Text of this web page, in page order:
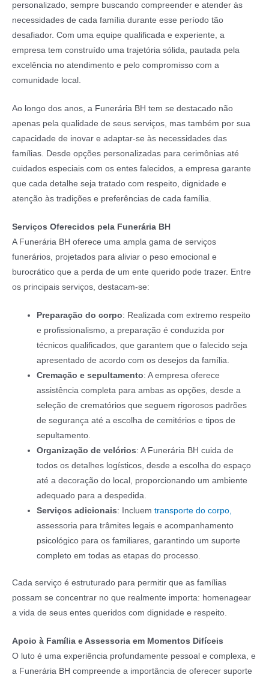
personalizado, sempre buscando compreender e atender às
necessidades de cada família durante esse período tão
desafiador. Com uma equipe qualificada e experiente, a
empresa tem construído uma trajetória sólida, pautada pela
excelência no atendimento e pelo compromisso com a
comunidade local.
Ao longo dos anos, a Funerária BH tem se destacado não
apenas pela qualidade de seus serviços, mas também por sua
capacidade de inovar e adaptar-se às necessidades das
famílias. Desde opções personalizadas para cerimônias até
cuidados especiais com os entes falecidos, a empresa garante
que cada detalhe seja tratado com respeito, dignidade e
atenção às tradições e preferências de cada família.
Serviços Oferecidos pela Funerária BH
A Funerária BH oferece uma ampla gama de serviços
funerários, projetados para aliviar o peso emocional e
burocrático que a perda de um ente querido pode trazer. Entre
os principais serviços, destacam-se:
Preparação do corpo: Realizada com extremo respeito
e profissionalismo, a preparação é conduzida por
técnicos qualificados, que garantem que o falecido seja
apresentado de acordo com os desejos da família.
Cremação e sepultamento: A empresa oferece
assistência completa para ambas as opções, desde a
seleção de crematórios que seguem rigorosos padrões
de segurança até a escolha de cemitérios e tipos de
sepultamento.
Organização de velórios: A Funerária BH cuida de
todos os detalhes logísticos, desde a escolha do espaço
até a decoração do local, proporcionando um ambiente
adequado para a despedida.
Serviços adicionais: Incluemtransporte do corpo,
assessoria para trâmites legais e acompanhamento
psicológico para os familiares, garantindo um suporte
completo em todas as etapas do processo.
Cada serviço é estruturado para permitir que as famílias
possam se concentrar no que realmente importa: homenagear
a vida de seus entes queridos com dignidade e respeito.
Apoio à Família e Assessoria em Momentos Difíceis
O luto é uma experiência profundamente pessoal e complexa, e
a Funerária BH compreende a importância de oferecer suporte